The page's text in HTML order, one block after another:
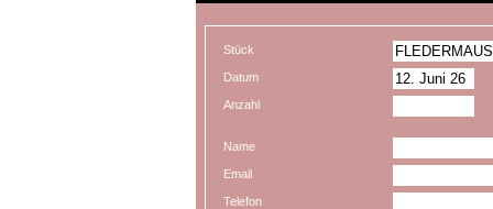
Stück
Datum
Anzahl
Name
Email
Telefon